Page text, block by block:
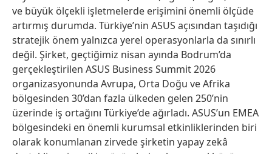
ve büyük ölçekli işletmelerde erişimini önemli ölçüde
artırmış durumda. Türkiye’nin ASUS açısından taşıdığı
stratejik önem yalnızca yerel operasyonlarla da sınırlı
değil. Şirket, geçtiğimiz nisan ayında Bodrum’da
gerçekleştirilen ASUS Business Summit 2026
organizasyonunda Avrupa, Orta Doğu ve Afrika
bölgesinden 30’dan fazla ülkeden gelen 250’nin
üzerinde iş ortağını Türkiye’de ağırladı. ASUS’un EMEA
bölgesindeki en önemli kurumsal etkinliklerinden biri
olarak konumlanan zirvede şirketin yapay zekâ